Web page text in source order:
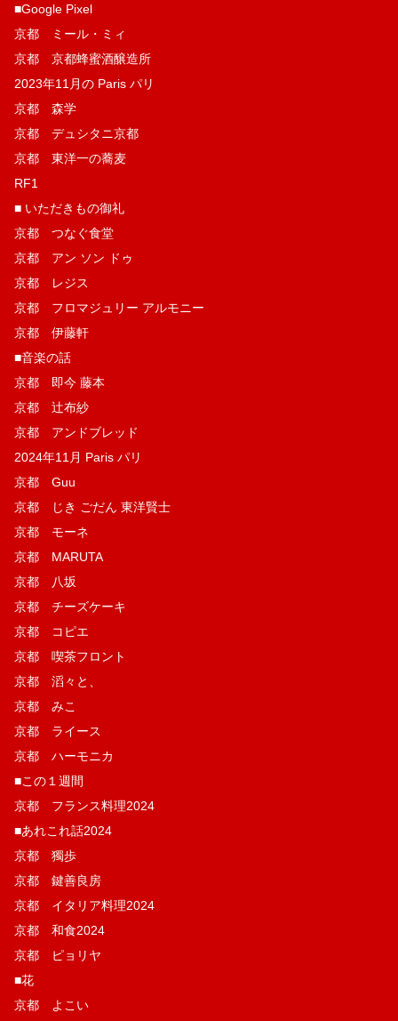
■Google Pixel
京都 ミール・ミィ
京都 京都蜂蜜酒醸造所
2023年11月の Paris パリ
京都 森学
京都 デュシタニ京都
京都 東洋一の蕎麦
RF1
■ いただきもの御礼
京都 つなぐ食堂
京都 アン ソン ドゥ
京都 レジス
京都 フロマジュリー アルモニー
京都 伊藤軒
■音楽の話
京都 即今 藤本
京都 辻布紗
京都 アンドブレッド
2024年11月 Paris パリ
京都 Guu
京都 じき ごだん 東洋賢士
京都 モーネ
京都 MARUTA
京都 八坂
京都 チーズケーキ
京都 コピエ
京都 喫茶フロント
京都 滔々と、
京都 みこ
京都 ライース
京都 ハーモニカ
■この１週間
京都 フランス料理2024
■あれこれ話2024
京都 獨歩
京都 鍵善良房
京都 イタリア料理2024
京都 和食2024
京都 ピョリヤ
■花
京都 よこい